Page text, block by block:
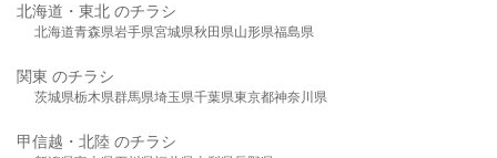
北海道・東北 のチラシ
北海道青森県岩手県宮城県秋田県山形県福島県
関東 のチラシ
茨城県栃木県群馬県埼玉県千葉県東京都神奈川県
甲信越・北陸 のチラシ